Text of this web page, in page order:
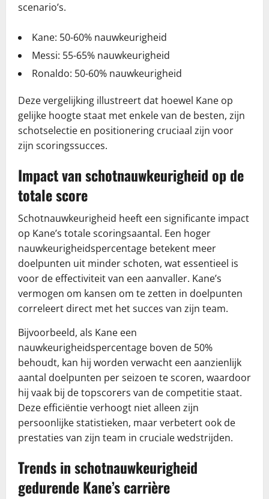
scenario’s.
Kane: 50-60% nauwkeurigheid
Messi: 55-65% nauwkeurigheid
Ronaldo: 50-60% nauwkeurigheid
Deze vergelijking illustreert dat hoewel Kane op
gelijke hoogte staat met enkele van de besten, zijn
schotselectie en positionering cruciaal zijn voor
zijn scoringssucces.
Impact van schotnauwkeurigheid op de
totale score
Schotnauwkeurigheid heeft een significante impact
op Kane’s totale scoringsaantal. Een hoger
nauwkeurigheidspercentage betekent meer
doelpunten uit minder schoten, wat essentieel is
voor de effectiviteit van een aanvaller. Kane’s
vermogen om kansen om te zetten in doelpunten
correleert direct met het succes van zijn team.
Bijvoorbeeld, als Kane een
nauwkeurigheidspercentage boven de 50%
behoudt, kan hij worden verwacht een aanzienlijk
aantal doelpunten per seizoen te scoren, waardoor
hij vaak bij de topscorers van de competitie staat.
Deze efficiëntie verhoogt niet alleen zijn
persoonlijke statistieken, maar verbetert ook de
prestaties van zijn team in cruciale wedstrijden.
Trends in schotnauwkeurigheid
gedurende Kane’s carrière